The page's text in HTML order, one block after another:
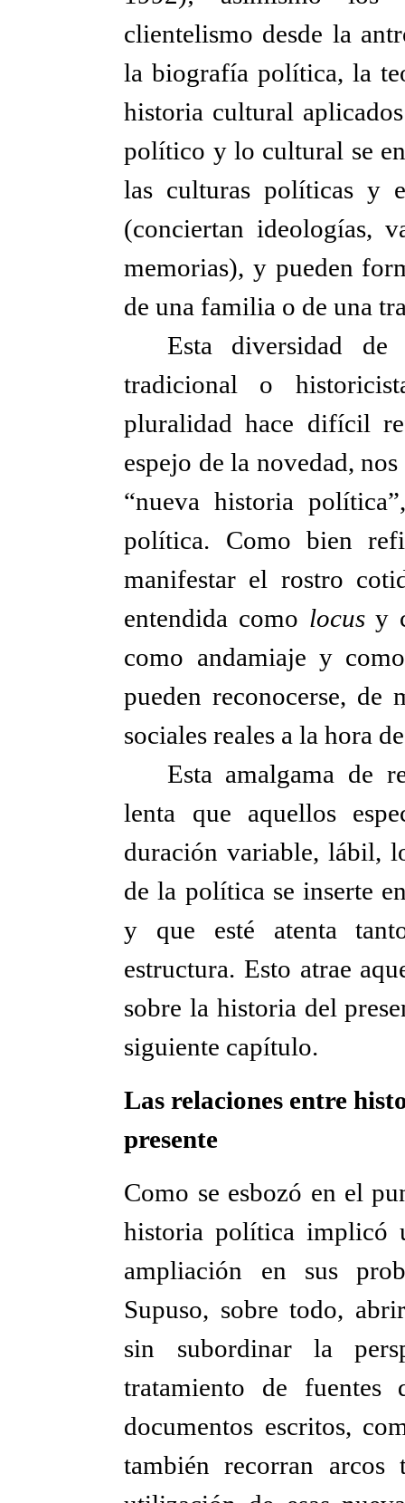
clientelismo desde la
la biografía política, la
historia cultural
político y lo cultural se
las culturas políticas y
(conciertan ideologías,
memorias), y pueden
de una familia o de una
Esta diversidad
tradicional o
pluralidad hace difícil
espejo de la novedad,
“nueva historia
política. Como bien
manifestar el rostro
entendida como locusy
como andamiaje y
pueden reconocerse, de
sociales reales a la hora
Esta amalgama de
lenta que aquellos
duración variable, lábil,
de la política se inserte
y que esté atenta
estructura. Esto atrae
sobre la historia del
siguiente capítulo.
Las relaciones entre
presente
Como se esbozó en el
historia política implicó
ampliación en sus
Supuso, sobre todo,
sin subordinar la
tratamiento de fuentes
documentos escritos,
también recorran arcos